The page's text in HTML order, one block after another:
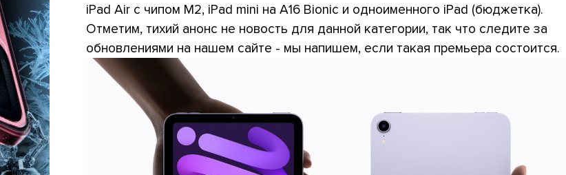
iPad Air с чипом М2, iPad mini на А16 Bionic и одноименного iPad (бюджетка).
Отметим, тихий анонс не новость для данной категории, так что следите за
обновлениями на нашем сайте - мы напишем, если такая премьера состоится.